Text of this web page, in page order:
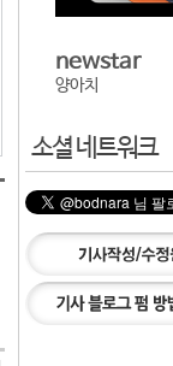
newstar
양아치
소셜 네트워크